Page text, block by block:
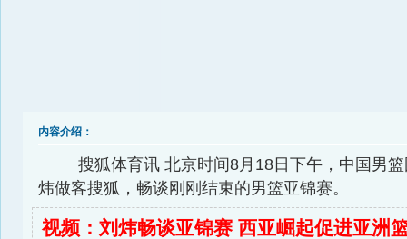
内容介绍：
搜狐体育讯 北京时间8月18日下午，中国男
炜做客搜狐，畅谈刚刚结束的男篮亚锦赛。
视频：刘炜畅谈亚锦赛 西亚崛起促进亚洲